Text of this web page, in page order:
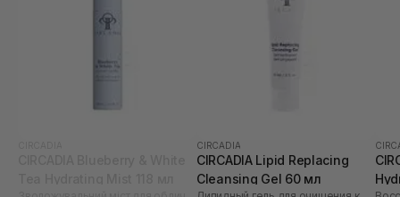
CIRCADIA
CIRCADIA Lipid Replacing
Cleansing Gel 60 мл